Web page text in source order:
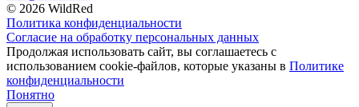
© 2026 WildRed
Политика конфиденциальности
Согласие на обработку персональных данных
Продолжая использовать сайт, вы соглашаетесь с
использованием cookie-файлов, которые указаны в Политике
конфиденциальности
Понятно